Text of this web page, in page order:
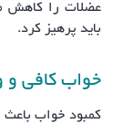
عضلات را کاهش
باید پرهیز کرد.
خواب کافی
کمبود خواب